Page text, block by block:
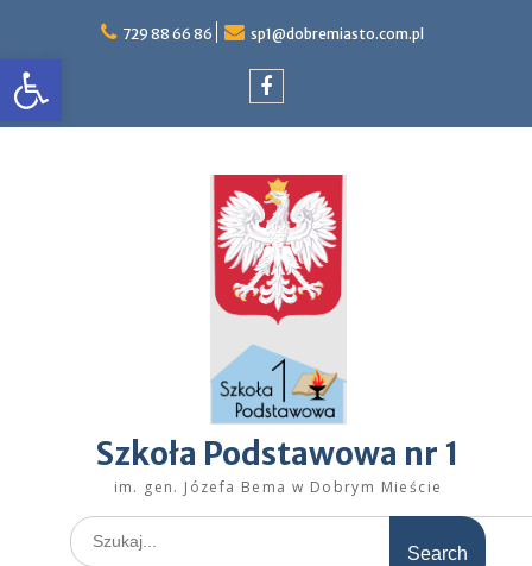
Otwórz pasek narzędzicontent
729 88 66 86 sp1@dobremiasto.com.pl
Szkoła Podstawowa nr 1
im. gen. Józefa Bema w Dobrym Mieście
Search
for: